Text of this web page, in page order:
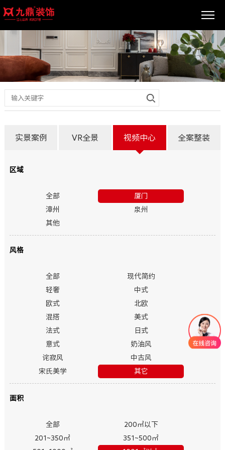
实景案例 VR全景 视频中心 全案整装
区域
全部
厦门
漳州
泉州
其他
风格
全部
现代简约
轻奢
中式
欧式
北欧
混搭
美式
法式
日式
意式
奶油风
诧寂风
中古风
宋氏美学
其它
面积
全部
200㎡以下
201~350㎡
351~500㎡